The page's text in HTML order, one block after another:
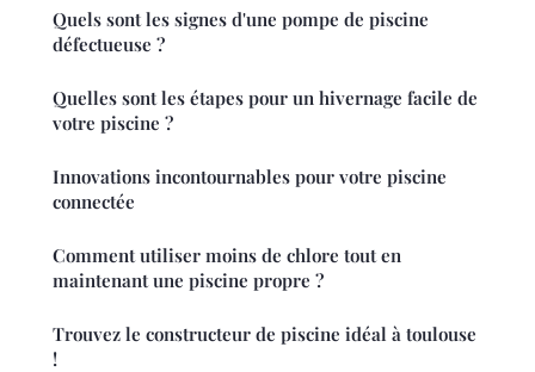
Quels sont les signes d'une pompe de piscine
défectueuse ?
Quelles sont les étapes pour un hivernage facile de
votre piscine ?
Innovations incontournables pour votre piscine
connectée
Comment utiliser moins de chlore tout en
maintenant une piscine propre ?
Trouvez le constructeur de piscine idéal à toulouse
!